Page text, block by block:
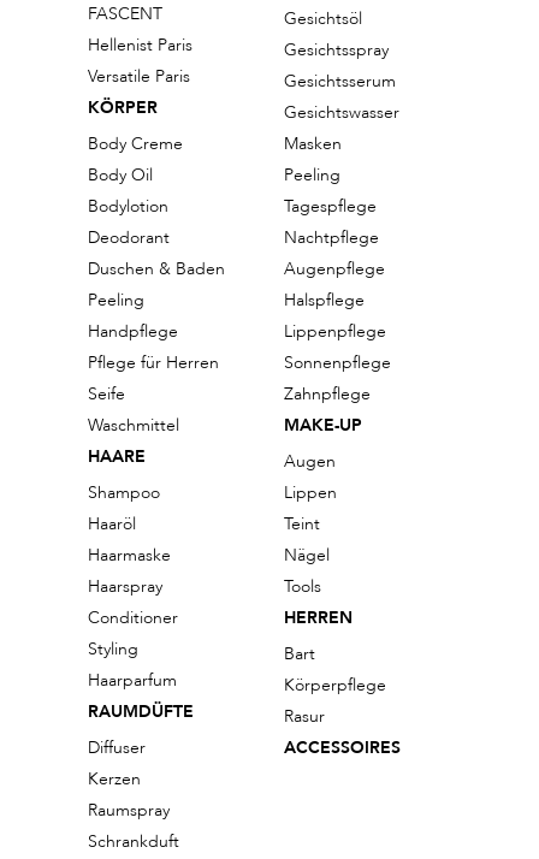
FASCENT
Hellenist Paris
Versatile Paris
KÖRPER
Body Creme
Body Oil
Bodylotion
Deodorant
Duschen & Baden
Peeling
Handpflege
Pflege für Herren
Seife
Waschmittel
HAARE
Shampoo
Haaröl
Haarmaske
Haarspray
Conditioner
Styling
Haarparfum
RAUMDÜFTE
Diffuser
Kerzen
Raumspray
Schrankduft
Gesichtsöl
Gesichtsspray
Gesichtsserum
Gesichtswasser
Masken
Peeling
Tagespflege
Nachtpflege
Augenpflege
Halspflege
Lippenpflege
Sonnenpflege
Zahnpflege
MAKE-UP
Augen
Lippen
Teint
Nägel
Tools
HERREN
Bart
Körperpflege
Rasur
ACCESSOIRES